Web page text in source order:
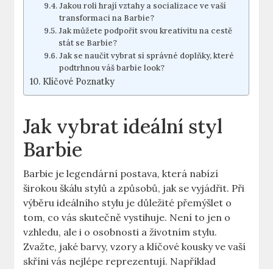
Jakou roli hrají vztahy a socializace ve vaší
transformaci na Barbie?
Jak můžete podpořit svou kreativitu na cestě
stát se Barbie?
Jak se naučit vybrat si správné doplňky, které
podtrhnou váš barbie look?
Klíčové Poznatky
Jak vybrat ideální styl
Barbie
Barbie je legendární postava, která nabízí
širokou škálu stylů a způsobů, jak se vyjádřit. Při
výběru ideálního stylu je důležité přemýšlet o
tom, co vás skutečně vystihuje. Není to jen o
vzhledu, ale i o osobnosti a životním stylu.
Zvažte, jaké barvy, vzory a klíčové kousky ve vaší
skříni vás nejlépe reprezentují. Například